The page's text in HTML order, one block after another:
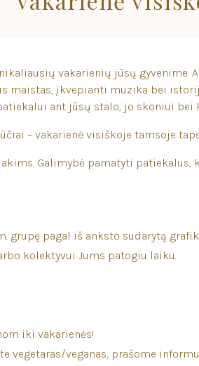
vakarienių jūsų
maistas, įkvepianti muzika bei
ant jūsų stalo, jo skoniui bei
– vakarienė visiškoje tamsoje
Galimybė pamatyti
grupę pagal iš anksto sudarytą
kolektyvui Jums patogiu laiku.
iki vakarienės!
vegetaras/veganas, prašome